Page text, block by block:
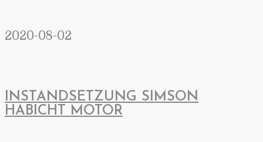
2020-08-02
INSTANDSETZUNG SIMSON
HABICHT MOTOR